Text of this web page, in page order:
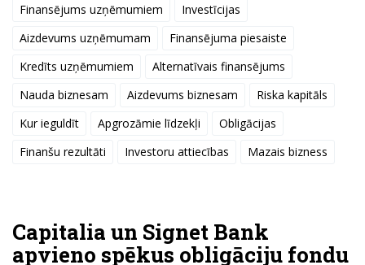
Capitalia un Signet Bank
apvieno spēkus obligāciju fondu
Finansējums uzņēmumiem
Investīcijas
Aizdevums uzņēmumam
Finansējuma piesaiste
Kredīts uzņēmumiem
Alternatīvais finansējums
Nauda biznesam
Aizdevums biznesam
Riska kapitāls
Kur ieguldīt
Apgrozāmie līdzekļi
Obligācijas
Finanšu rezultāti
Investoru attiecības Mazais bizness